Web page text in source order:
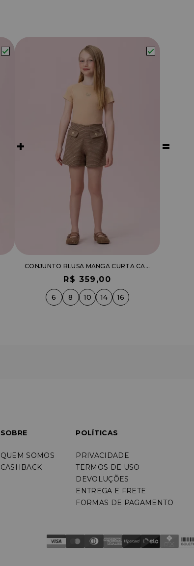
CONJUNTO BLUSA MANGA CURTA CANELADA E SHORT COM LAPELA
R$ 359,00
6 8 10 14 16
SOBRE
QUEM SOMOS
CASHBACK
POLÍTICAS
PRIVACIDADE
TERMOS DE USO
DEVOLUÇÕES
ENTREGA E FRETE
FORMAS DE PAGAMENTO